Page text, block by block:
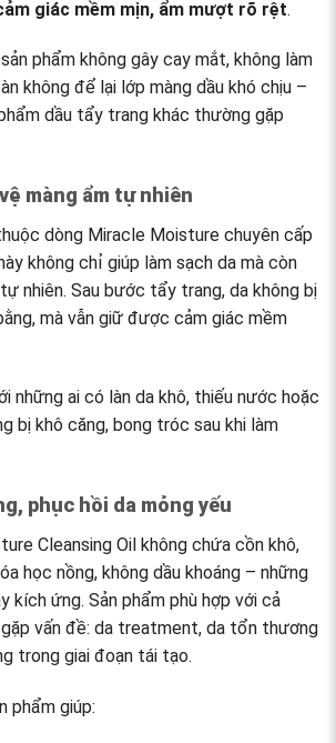
giác mềm mịn, ẩm mượt rõ rệt.
phẩm không gây cay mắt, không làm
không để lại lớp màng dầu khó chịu –
dầu tẩy trang khác thường gặp
màng ẩm tự nhiên
dòng Miracle Moisture chuyên cấp
không chỉ giúp làm sạch da mà còn
nhiên. Sau bước tẩy trang, da không bị
mà vẫn giữ được cảm giác mềm
những ai có làn da khô, thiếu nước hoặc
bị khô căng, bong tróc sau khi làm
phục hồi da mỏng yếu
Cleansing Oil không chứa cồn khô,
học nồng, không dầu khoáng – những
kích ứng. Sản phẩm phù hợp với cả
vấn đề: da treatment, da tổn thương
trong giai đoạn tái tạo.
phẩm giúp: